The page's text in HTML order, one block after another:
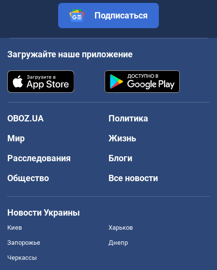
Подписаться
Загружайте наше приложение
OBOZ.UA
Политика
Мир
Жизнь
Расследования
Блоги
Общество
Все новости
Новости Украины
Киев Харьков
Запорожье Днепр
Черкассы